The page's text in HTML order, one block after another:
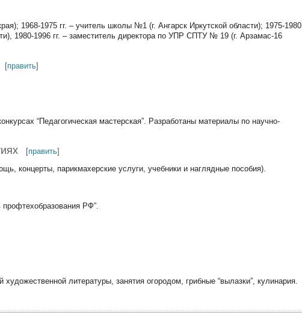
1968-1975 гг. – учитель школы №1 (г. Ангарск Иркутской области); 1975-1980
1980-1996 гг. – заместитель директора по УПР СПТУ № 19 (г. Арзамас-16
[править]
“Педагогическая мастерская”. Разработаны материалы по научно-
[править]
концерты, парикмахерские услуги, учебники и наглядные пособия).
профтехобразования РФ”.
литературы, занятия огородом, грибные “вылазки”, кулинария.